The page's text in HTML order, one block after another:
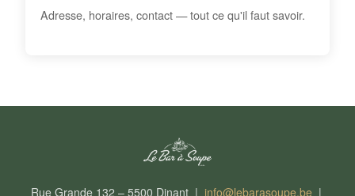
Adresse, horaires, contact — tout ce qu'il faut savoir.
Rue Grande 132 – 5500 Dinant | info@lebarasoupe.be|